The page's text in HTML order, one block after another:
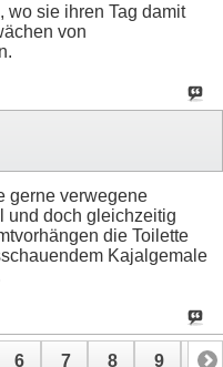
wo sie ihren Tag damit
von
gerne verwegene
und doch gleichzeitig
die Toilette
Kajalgemale
6 7 8 9 10